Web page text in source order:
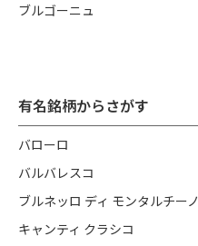
ブルゴーニュ
有名銘柄からさがす
バローロ
バルバレスコ
ブルネッロ ディ モンタルチーノ
キャンティ クラシコ